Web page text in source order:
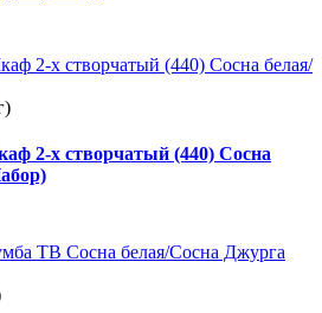
2-х створчатый (440) Сосна